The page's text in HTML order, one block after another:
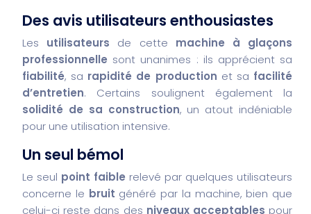
Des avis utilisateurs enthousiastes
Les utilisateurs de cette machine à glaçons
professionnelle sont unanimes : ils apprécient sa
fiabilité, sa rapidité de production et sa facilité
d’entretien. Certains soulignent également la
solidité de sa construction, un atout indéniable
pour une utilisation intensive.
Un seul bémol
Le seul point faible relevé par quelques utilisateurs
concerne le bruit généré par la machine, bien que
celui-ci reste dans des niveaux acceptables pour